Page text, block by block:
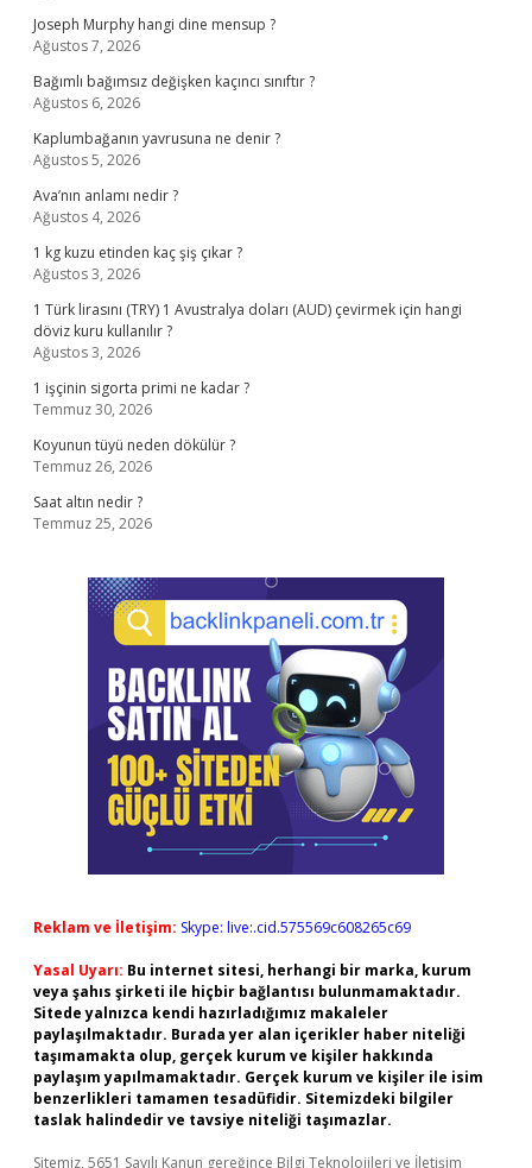
Joseph Murphy hangi dine mensup ?
Ağustos 7, 2026
Bağımlı bağımsız değişken kaçıncı sınıftır ?
Ağustos 6, 2026
Kaplumbağanın yavrusuna ne denir ?
Ağustos 5, 2026
Ava’nın anlamı nedir ?
Ağustos 4, 2026
1 kg kuzu etinden kaç şiş çıkar ?
Ağustos 3, 2026
1 Türk lirasını (TRY) 1 Avustralya doları (AUD) çevirmek için hangi
döviz kuru kullanılır ?
Ağustos 3, 2026
1 işçinin sigorta primi ne kadar ?
Temmuz 30, 2026
Koyunun tüyü neden dökülür ?
Temmuz 26, 2026
Saat altın nedir ?
Temmuz 25, 2026
Reklam ve İletişim: Skype: live:.cid.575569c608265c69
Yasal Uyarı: Bu internet sitesi, herhangi bir marka, kurum
veya şahıs şirketi ile hiçbir bağlantısı bulunmamaktadır.
Sitede yalnızca kendi hazırladığımız makaleler
paylaşılmaktadır. Burada yer alan içerikler haber niteliği
taşımamakta olup, gerçek kurum ve kişiler hakkında
paylaşım yapılmamaktadır. Gerçek kurum ve kişiler ile isim
benzerlikleri tamamen tesadüfidir. Sitemizdeki bilgiler
taslak halindedir ve tavsiye niteliği taşımazlar.
Sitemiz, 5651 Sayılı Kanun gereğince Bilgi Teknolojileri ve İletişim